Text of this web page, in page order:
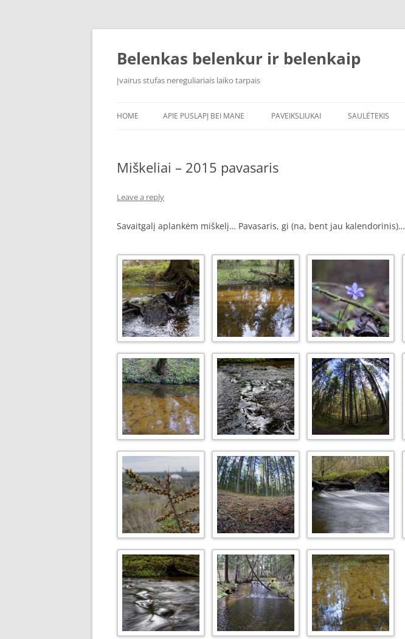
Skip
content
Belenkas belenkur ir belenkaip
Įvairus stufas nereguliariais laiko tarpais
HOME APIE PUSLAPĮ BEI MANE PAVEIKSLIUKAI SAULĖTEKIS
Miškeliai – 2015 pavasaris
Leave a reply
Savaitgalį aplankėm miškelį… Pavasaris, gi (na, bent jau kalendorinis)…